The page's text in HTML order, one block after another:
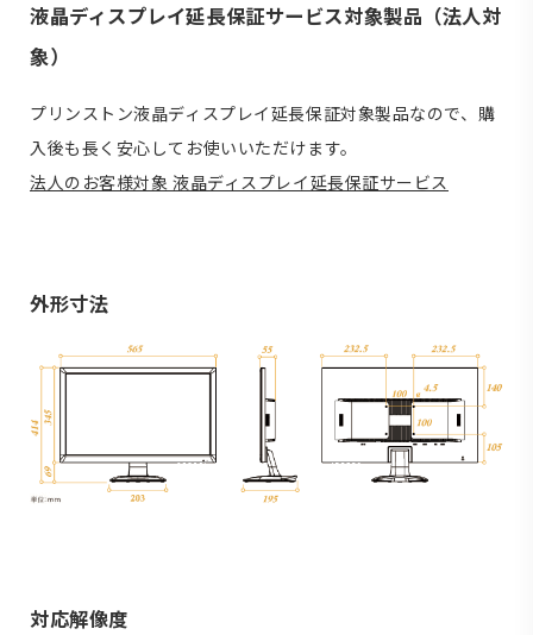
液晶ディスプレイ延長保証サービス対象製品（法人対
象）
プリンストン液晶ディスプレイ延長保証対象製品なので、購
入後も長く安心してお使いいただけます。
法人のお客様対象 液晶ディスプレイ延長保証サービス
外形寸法
対応解像度